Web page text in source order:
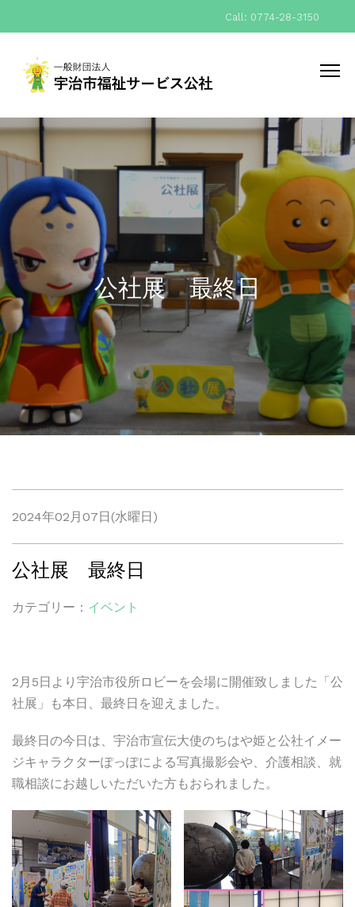
Call: 0774-28-3150
公社展 最終日
2024年02月07日(水曜日)
公社展 最終日
カテゴリー： イベント
2月5日より宇治市役所ロビーを会場に開催致しました「公
社展」も本日、最終日を迎えました。
最終日の今日は、宇治市宣伝大使のちはや姫と公社イメー
ジキャラクターぽっぽによる写真撮影会や、介護相談、就
職相談にお越しいただいた方もおられました。